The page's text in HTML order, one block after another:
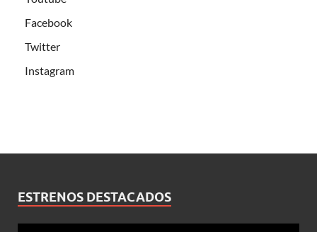
Facebook
Twitter
Instagram
ESTRENOS DESTACADOS